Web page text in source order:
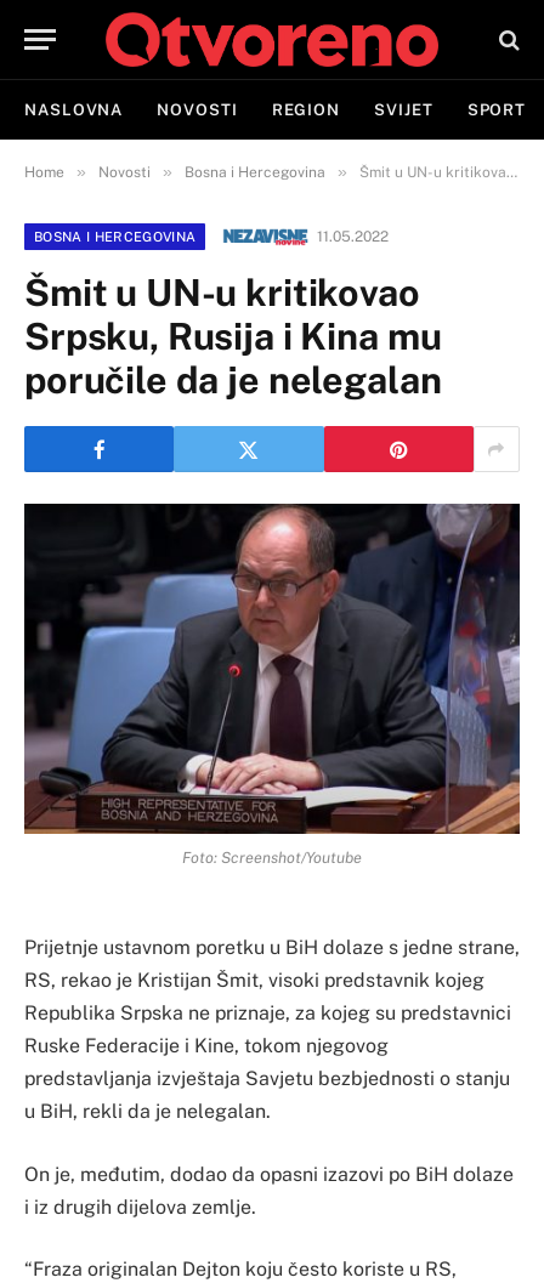
NASLOVNA NOVOSTI REGION SVIJET SPORT
Home » Novosti » Bosna i Hercegovina » Šmit u UN-u kritikovao Srpsku, Rusija i Kina mu poručile da je nelegalan
BOSNA I HERCEGOVINA 11.05.2022
Šmit u UN-u kritikovao
Srpsku, Rusija i Kina mu
poručile da je nelegalan
Foto: Screenshot/Youtube
Prijetnje ustavnom poretku u BiH dolaze s jedne strane,
RS, rekao je Kristijan Šmit, visoki predstavnik kojeg
Republika Srpska ne priznaje, za kojeg su predstavnici
Ruske Federacije i Kine, tokom njegovog
predstavljanja izvještaja Savjetu bezbjednosti o stanju
u BiH, rekli da je nelegalan.
On je, međutim, dodao da opasni izazovi po BiH dolaze
i iz drugih dijelova zemlje.
“Fraza originalan Dejton koju često koriste u RS,